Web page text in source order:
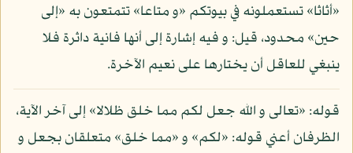
«أثاثا» تستعملونه في بيوتكم «و متاعا» تتمتعون به «إلى
حين» محدود، قيل: و فيه إشارة إلى أنها فانية داثرة فلا
ينبغي للعاقل أن يختارها على نعيم الآخرة.
قوله: «تعالى و الله جعل لكم مما خلق ظلالا» إلى آخر الآية،
الظرفان أعني قوله: «لكم» و «مما خلق» متعلقان بجعل و